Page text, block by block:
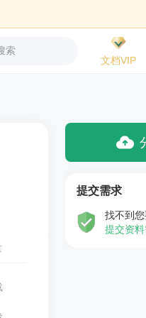
索
文档VIP
提交需求
找不到
提交资